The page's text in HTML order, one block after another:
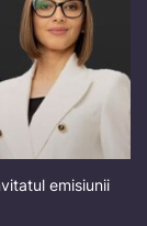
emisiunii